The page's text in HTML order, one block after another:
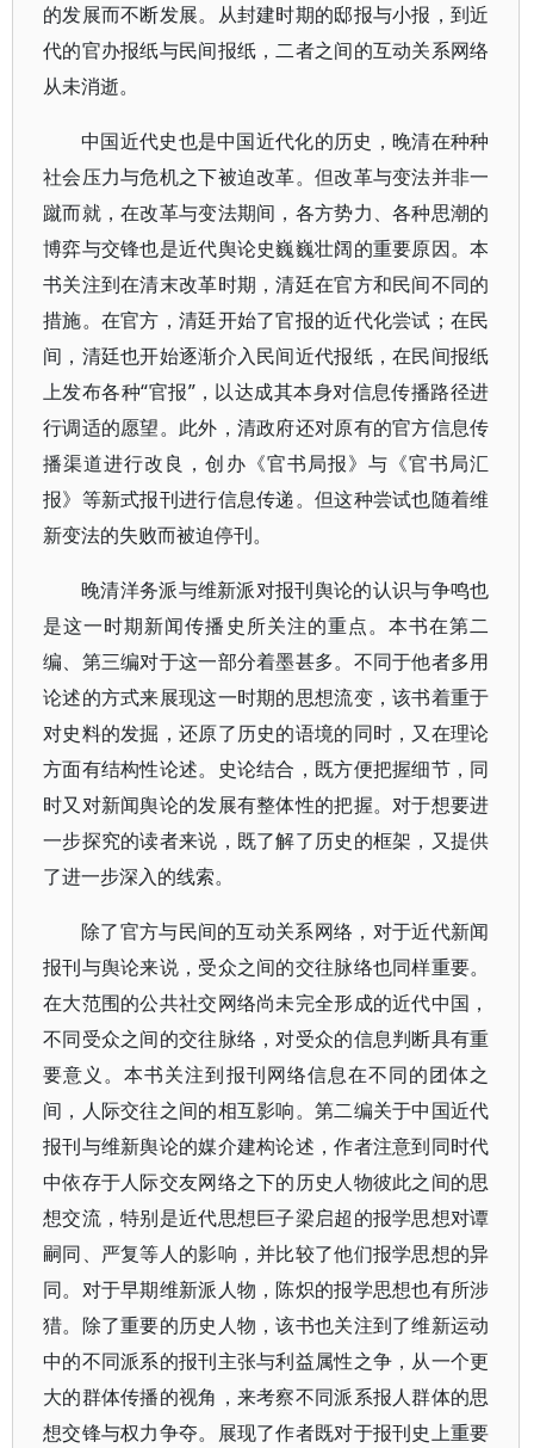
的发展而不断发展。从封建时期的邸报与小报，到近
代的官办报纸与民间报纸，二者之间的互动关系网络
从未消逝。
中国近代史也是中国近代化的历史，晚清在种种
社会压力与危机之下被迫改革。但改革与变法并非一
蹴而就，在改革与变法期间，各方势力、各种思潮的
博弈与交锋也是近代舆论史巍巍壮阔的重要原因。本
书关注到在清末改革时期，清廷在官方和民间不同的
措施。在官方，清廷开始了官报的近代化尝试；在民
间，清廷也开始逐渐介入民间近代报纸，在民间报纸
上发布各种“官报”，以达成其本身对信息传播路径进
行调适的愿望。此外，清政府还对原有的官方信息传
播渠道进行改良，创办《官书局报》与《官书局汇
报》等新式报刊进行信息传递。但这种尝试也随着维
新变法的失败而被迫停刊。
晚清洋务派与维新派对报刊舆论的认识与争鸣也
是这一时期新闻传播史所关注的重点。本书在第二
编、第三编对于这一部分着墨甚多。不同于他者多用
论述的方式来展现这一时期的思想流变，该书着重于
对史料的发掘，还原了历史的语境的同时，又在理论
方面有结构性论述。史论结合，既方便把握细节，同
时又对新闻舆论的发展有整体性的把握。对于想要进
一步探究的读者来说，既了解了历史的框架，又提供
了进一步深入的线索。
除了官方与民间的互动关系网络，对于近代新闻
报刊与舆论来说，受众之间的交往脉络也同样重要。
在大范围的公共社交网络尚未完全形成的近代中国，
不同受众之间的交往脉络，对受众的信息判断具有重
要意义。本书关注到报刊网络信息在不同的团体之
间，人际交往之间的相互影响。第二编关于中国近代
报刊与维新舆论的媒介建构论述，作者注意到同时代
中依存于人际交友网络之下的历史人物彼此之间的思
想交流，特别是近代思想巨子梁启超的报学思想对谭
嗣同、严复等人的影响，并比较了他们报学思想的异
同。对于早期维新派人物，陈炽的报学思想也有所涉
猎。除了重要的历史人物，该书也关注到了维新运动
中的不同派系的报刊主张与利益属性之争，从一个更
大的群体传播的视角，来考察不同派系报人群体的思
想交锋与权力争夺。展现了作者既对于报刊史上重要